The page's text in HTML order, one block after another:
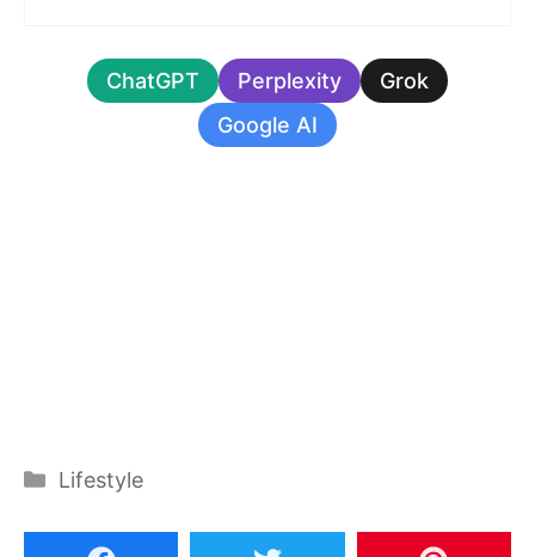
ChatGPT Perplexity
Grok
Google AI
Catégories
Lifestyle